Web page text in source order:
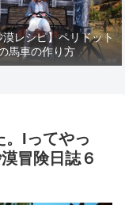
漠レシピ】ペリドット
馬車の作り方
。Iってやっ
冒険日誌６